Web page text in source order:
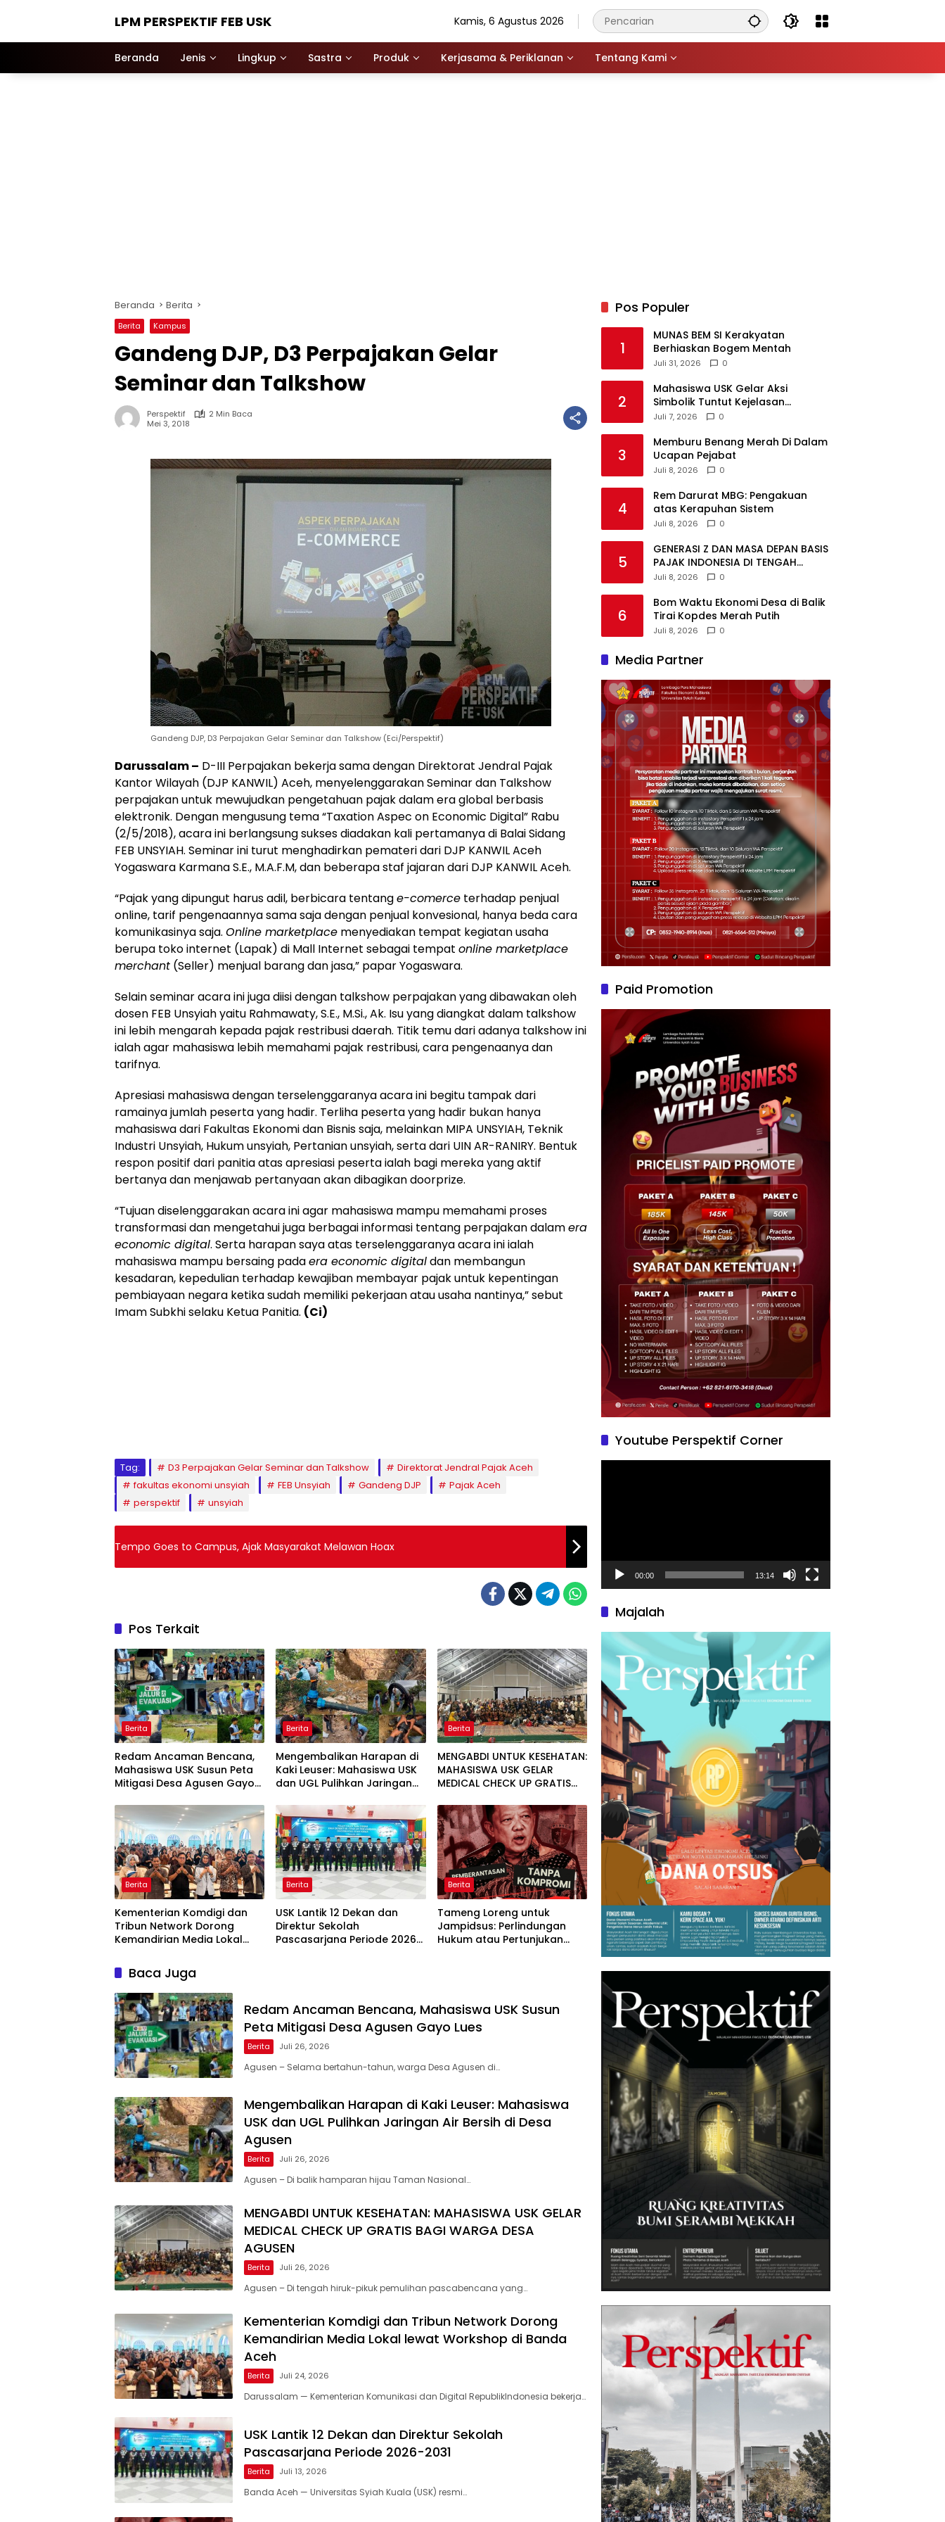
LPM PERSPEKTIF FEB USK Kamis, 6 Agustus 2026
Beranda Jenis Lingkup Sastra Produk Kerjasama & Periklanan Tentang Kami
Beranda Berita
Berita Kampus
Gandeng DJP, D3 Perpajakan Gelar
Seminar dan Talkshow
Perspektif
2 Min Baca
Mei 3, 2018
Gandeng DJP, D3 Perpajakan Gelar Seminar dan Talkshow (Eci/Perspektif)
Darussalam – D-III Perpajakan bekerja sama dengan Direktorat Jendral Pajak
Kantor Wilayah (DJP KANWIL) Aceh, menyelenggarakan Seminar dan Talkshow
perpajakan untuk mewujudkan pengetahuan pajak dalam era global berbasis
elektronik. Dengan mengusung tema “Taxation Aspec on Economic Digital” Rabu
(2/5/2018), acara ini berlangsung sukses diadakan kali pertamanya di Balai Sidang
FEB UNSYIAH. Seminar ini turut menghadirkan pemateri dari DJP KANWIL Aceh
Yogaswara Karmana S.E., M.A.F.M, dan beberapa staf jajaran dari DJP KANWIL Aceh.
“Pajak yang dipungut harus adil, berbicara tentange-comerce terhadap penjual
online, tarif pengenaannya sama saja dengan penjual konvesional, hanya beda cara
komunikasinya saja. Online marketplace menyediakan tempat kegiatan usaha
berupa toko internet (Lapak) di Mall Internet sebagai tempat online marketplace
merchant (Seller) menjual barang dan jasa,” papar Yogaswara.
Selain seminar acara ini juga diisi dengan talkshow perpajakan yang dibawakan oleh
dosen FEB Unsyiah yaitu Rahmawaty, S.E., M.Si., Ak. Isu yang diangkat dalam talkshow
ini lebih mengarah kepada pajak restribusi daerah. Titik temu dari adanya talkshow ini
ialah agar mahasiswa lebih memahami pajak restribusi, cara pengenaanya dan
tarifnya.
Apresiasi mahasiswa dengan terselenggaranya acara ini begitu tampak dari
ramainya jumlah peserta yang hadir. Terliha peserta yang hadir bukan hanya
mahasiswa dari Fakultas Ekonomi dan Bisnis saja, melainkan MIPA UNSYIAH, Teknik
Industri Unsyiah, Hukum unsyiah, Pertanian unsyiah, serta dari UIN AR-RANIRY. Bentuk
respon positif dari panitia atas apresiasi peserta ialah bagi mereka yang aktif
bertanya dan menjawab pertanyaan akan dibagikan doorprize.
“Tujuan diselenggarakan acara ini agar mahasiswa mampu memahami proses
transformasi dan mengetahui juga berbagai informasi tentang perpajakan dalamera
economic digital. Serta harapan saya atas terselenggaranya acara ini ialah
mahasiswa mampu bersaing padaera economic digitaldan membangun
kesadaran, kepedulian terhadap kewajiban membayar pajak untuk kepentingan
pembiayaan negara ketika sudah memiliki pekerjaan atau usaha nantinya,” sebut
Imam Subkhi selaku Ketua Panitia. (Ci)
Tag: D3 Perpajakan Gelar Seminar dan Talkshow
Direktorat Jendral Pajak Aceh
fakultas ekonomi unsyiah
FEB Unsyiah Gandeng DJP
Pajak Aceh
perspektif
unsyiah
Tempo Goes to Campus, Ajak Masyarakat Melawan Hoax
Pos Terkait
Berita
Redam Ancaman Bencana,
Mahasiswa USK Susun Peta
Mitigasi Desa Agusen Gayo
Berita
Mengembalikan Harapan di
Kaki Leuser: Mahasiswa USK
dan UGL Pulihkan Jaringan
Berita
MENGABDI UNTUK KESEHATAN:
MAHASISWA USK GELAR
MEDICAL CHECK UP GRATIS
Berita
Kementerian Komdigi dan
Tribun Network Dorong
Kemandirian Media Lokal
Aceh
Berita
USK Lantik 12 Dekan dan
Direktur Sekolah
Pascasarjana Periode 2026-
Berita
Tameng Loreng untuk
Jampidsus: Perlindungan
Hukum atau Pertunjukan
Baca Juga
Redam Ancaman Bencana, Mahasiswa USK Susun
Peta Mitigasi Desa Agusen Gayo Lues
Berita Juli 26, 2026
Agusen – Selama bertahun-tahun, warga Desa Agusen di…
Mengembalikan Harapan di Kaki Leuser: Mahasiswa
USK dan UGL Pulihkan Jaringan Air Bersih di Desa
Agusen
Berita Juli 26, 2026
Agusen – Di balik hamparan hijau Taman Nasional…
MENGABDI UNTUK KESEHATAN: MAHASISWA USK GELAR
MEDICAL CHECK UP GRATIS BAGI WARGA DESA
AGUSEN
Berita Juli 26, 2026
Agusen – Di tengah hiruk-pikuk pemulihan pascabencana yang…
Kementerian Komdigi dan Tribun Network Dorong
Kemandirian Media Lokal lewat Workshop di Banda
Aceh
Berita Juli 24, 2026
Darussalam — Kementerian Komunikasi dan Digital RepublikIndonesia bekerja…
USK Lantik 12 Dekan dan Direktur Sekolah
Pascasarjana Periode 2026-2031
Berita Juli 13, 2026
Banda Aceh — Universitas Syiah Kuala (USK) resmi…
Pos Populer
1
MUNAS BEM SI Kerakyatan
Berhiaskan Bogem Mentah
Juli 31, 2026 0
2
Mahasiswa USK Gelar Aksi
Simbolik Tuntut Kejelasan
Pemulihan Bencana Aceh
Juli 7, 2026 0
3
Memburu Benang Merah Di Dalam
Ucapan Pejabat
Juli 8, 2026 0
4
Rem Darurat MBG: Pengakuan
atas Kerapuhan Sistem
Juli 8, 2026 0
5
GENERASI Z DAN MASA DEPAN BASIS
PAJAK INDONESIA DI TENGAH
DISRUPSI GLOBAL
Juli 8, 2026 0
6
Bom Waktu Ekonomi Desa di Balik
Tirai Kopdes Merah Putih
Juli 8, 2026 0
Media Partner
Paid Promotion
Youtube Perspektif Corner
00:00 13:14
Majalah